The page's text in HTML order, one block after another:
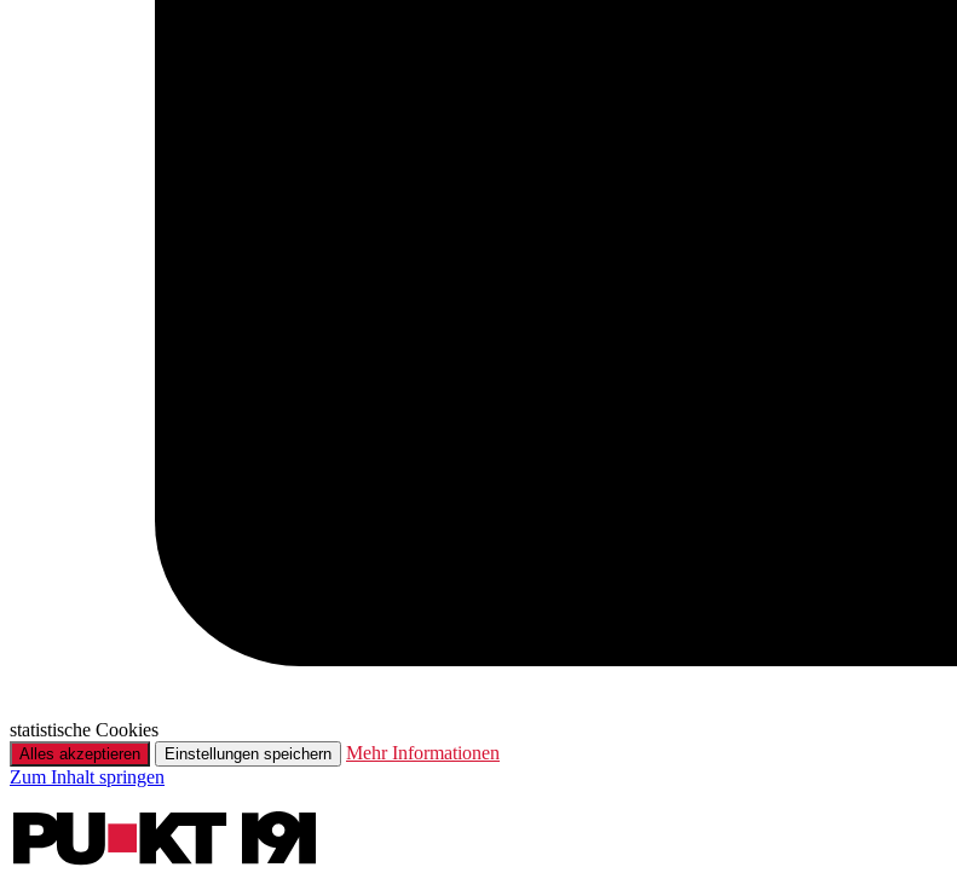
statistische Cookies
Alles akzeptieren Einstellungen speichern
Mehr Informationen
Zum Inhalt springen